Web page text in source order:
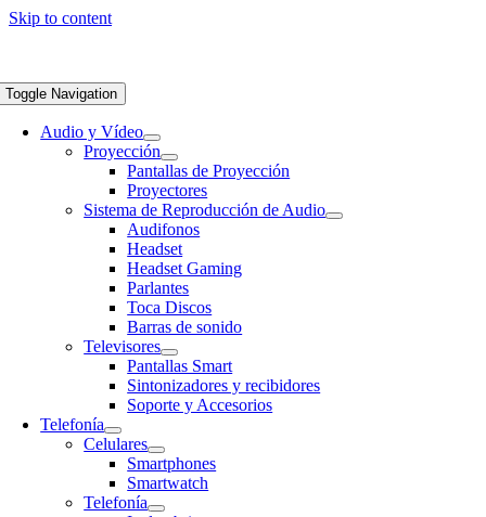
Skip to content
Toggle Navigation
Audio y Vídeo
Proyección
Pantallas de Proyección
Proyectores
Sistema de Reproducción de Audio
Audifonos
Headset
Headset Gaming
Parlantes
Toca Discos
Barras de sonido
Televisores
Pantallas Smart
Sintonizadores y recibidores
Soporte y Accesorios
Telefonía
Celulares
Smartphones
Smartwatch
Telefonía